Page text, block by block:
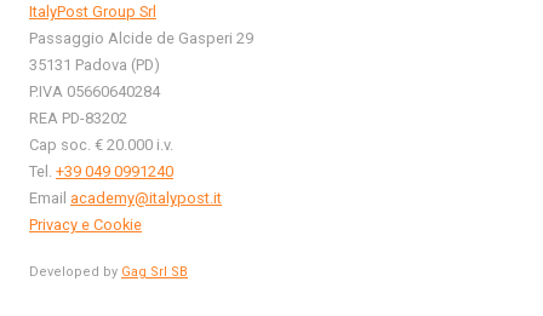
ItalyPost Group Srl
Passaggio Alcide de Gasperi 29
35131 Padova (PD)
P.IVA 05660640284
REA PD-83202
Cap soc. € 20.000 i.v.
Tel. +39 049 0991240
Email academy@italypost.it
Privacy e Cookie
Developed by Gag Srl SB